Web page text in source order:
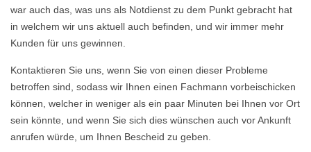
war auch das, was uns als Notdienst zu dem Punkt gebracht hat
in welchem wir uns aktuell auch befinden, und wir immer mehr
Kunden für uns gewinnen.
Kontaktieren Sie uns, wenn Sie von einen dieser Probleme
betroffen sind, sodass wir Ihnen einen Fachmann vorbeischicken
können, welcher in weniger als ein paar Minuten bei Ihnen vor Ort
sein könnte, und wenn Sie sich dies wünschen auch vor Ankunft
anrufen würde, um Ihnen Bescheid zu geben.